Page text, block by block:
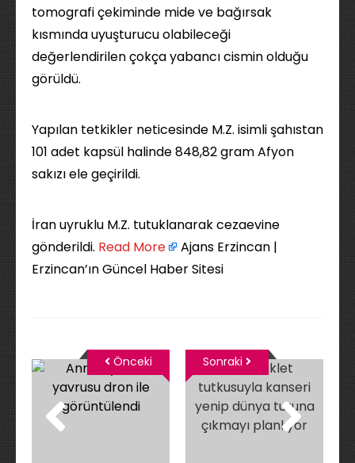
tomografi çekiminde mide ve bağırsak
kısmında uyuşturucu olabileceği
değerlendirilen çokça yabancı cismin olduğu
görüldü.
Yapılan tetkikler neticesinde M.Z. isimli şahıstan
101 adet kapsül halinde 848,82 gram Afyon
sakızı ele geçirildi.
İran uyruklu M.Z. tutuklanarak cezaevine
gönderildi. ​ Read More
Ajans Erzincan |
Erzincan’ın Güncel Haber Sitesi
Önceki Sonraki